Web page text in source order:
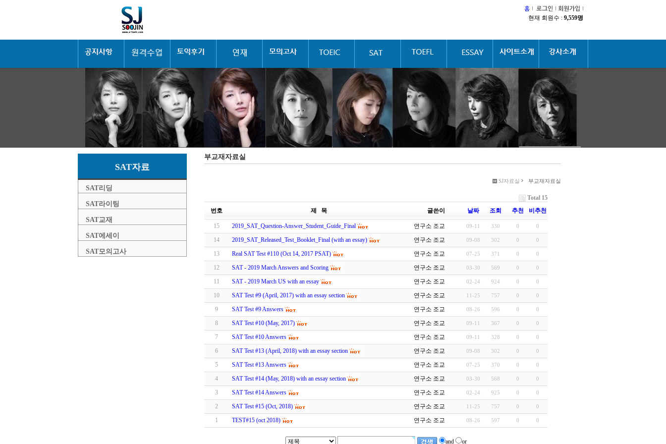
현재 회원수 : 9,559명
SAT자료
SAT리딩
SAT라이팅
SAT교재
SAT에세이
SAT모의고사
부교재자료실
SJ자료실 부교재자료실
Total 15
번호
제 목 글쓴이 날짜 조회 추천 비추천
15 2019_SAT_Question-Answer_Student_Guide_Final 연구소 조교 09-11 330 0 0
14 2019_SAT_Released_Test_Booklet_Final (with an essay) 연구소 조교 09-08 302 0 0
13 Real SAT Test #110 (Oct 14, 2017 PSAT) 연구소 조교 07-25 371 0 0
12 SAT - 2019 March Answers and Scoring 연구소 조교 03-30 569 0 0
11 SAT - 2019 March US with an essay 연구소 조교 02-24 924 0 0
10 SAT Test #9 (April, 2017) with an essay section 연구소 조교 11-25 757 0 0
9 SAT Test #9 Answers 연구소 조교 08-26 596 0 0
8 SAT Test #10 (May, 2017) 연구소 조교 09-11 367 0 0
7 SAT Test #10 Answers 연구소 조교 09-11 328 0 0
6 SAT Test #13 (April, 2018) with an essay section 연구소 조교 09-08 302 0 0
5 SAT Test #13 Answers 연구소 조교 07-25 370 0 0
4 SAT Test #14 (May, 2018) with an essay section 연구소 조교 03-30 568 0 0
3 SAT Test #14 Answers 연구소 조교 02-24 925 0 0
2 SAT Test #15 (Oct, 2018) 연구소 조교 11-25 757 0 0
1 TEST#15 (oct 2018) 연구소 조교 08-26 597 0 0
and or